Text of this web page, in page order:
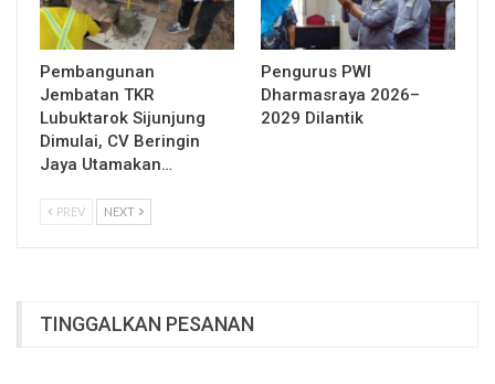
Pembangunan
Jembatan TKR
Lubuktarok Sijunjung
Dimulai, CV Beringin
Jaya Utamakan…
Pengurus PWI
Dharmasraya 2026–
2029 Dilantik
PREV NEXT
TINGGALKAN PESANAN